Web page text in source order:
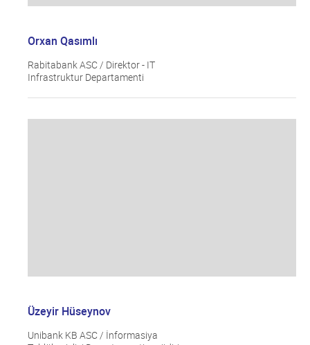
Orxan Qasımlı
Rabitabank ASC / Direktor - IT
Infrastruktur Departamenti
Üzeyir Hüseynov
Unibank KB ASC / İnformasiya